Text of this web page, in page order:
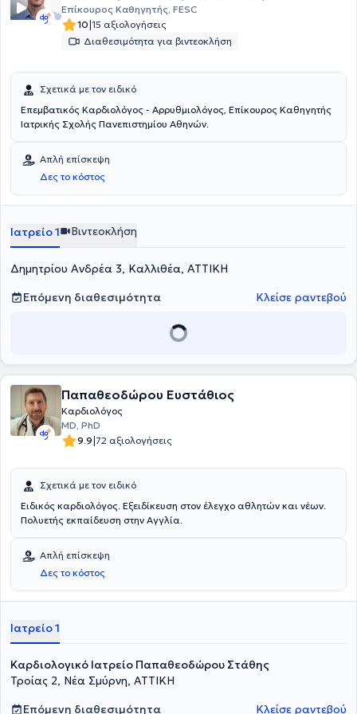
Επίκουρος Καθηγητής, FESC
10|15 αξιολογήσεις
Διαθεσιμότητα για βιντεοκλήση
Σχετικά με τον ειδικό
Επεμβατικός Καρδιολόγος - Αρρυθμιολόγος, Επίκoυρος Καθηγητής
Ιατρικής Σχολής Πανεπιστημίου Αθηνών.
Απλή επίσκεψη
Δες το κόστος
Ιατρείο 1 Βιντεοκλήση
Δημητρίου Ανδρέα 3, Καλλιθέα, ΑΤΤΙΚΗ
Επόμενη διαθεσιμότητα
Κλείσε ραντεβού
Παπαθεοδώρου Ευστάθιος
Καρδιολόγος
MD, PhD
9.9|72 αξιολογήσεις
Σχετικά με τον ειδικό
Ειδικός καρδιολόγος. Εξειδίκευση στον έλεγχο αθλητών και νέων.
Πολυετής εκπαίδευση στην Αγγλία.
Απλή επίσκεψη
Δες το κόστος
Ιατρείο 1
Καρδιολογικό Ιατρείο Παπαθεοδώρου Στάθης
Τροίας 2, Νέα Σμύρνη, ΑΤΤΙΚΗ
Επόμενη διαθεσιμότητα
Κλείσε ραντεβού